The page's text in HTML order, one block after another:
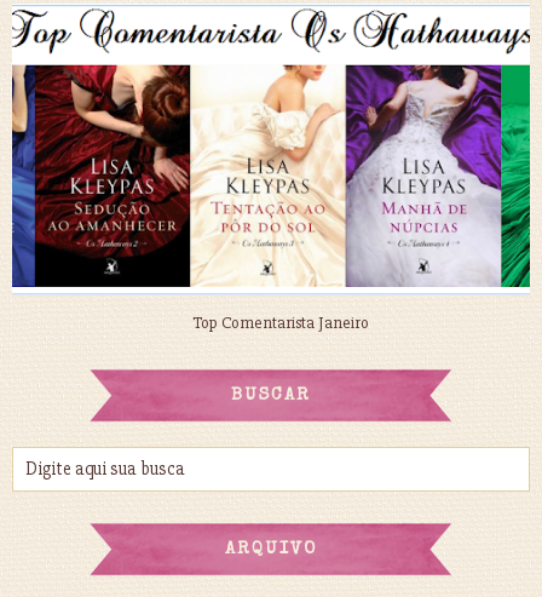
Top Comentarista Janeiro
BUSCAR
ARQUIVO